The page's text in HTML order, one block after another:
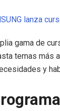
lanza
gama de
temas más
y